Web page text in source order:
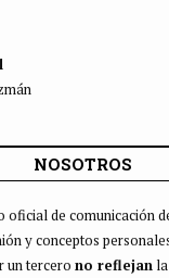
NOSOTROS
oficial de comunicación
y conceptos
un tercero no reflejan